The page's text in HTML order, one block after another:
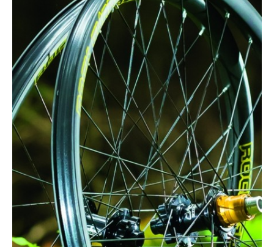
Tous nos articles